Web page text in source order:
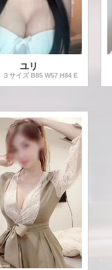
ユリ
３サイズ B85 W57 H84 E